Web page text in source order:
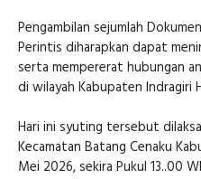
Pengambilan sejumlah
Perintis diharapkan dapat
serta mempererat hubungan
di wilayah Kabupaten Indragiri
Hari ini syuting tersebut
Kecamatan Batang Cenaku
Mei 2026, sekira Pukul 13..00